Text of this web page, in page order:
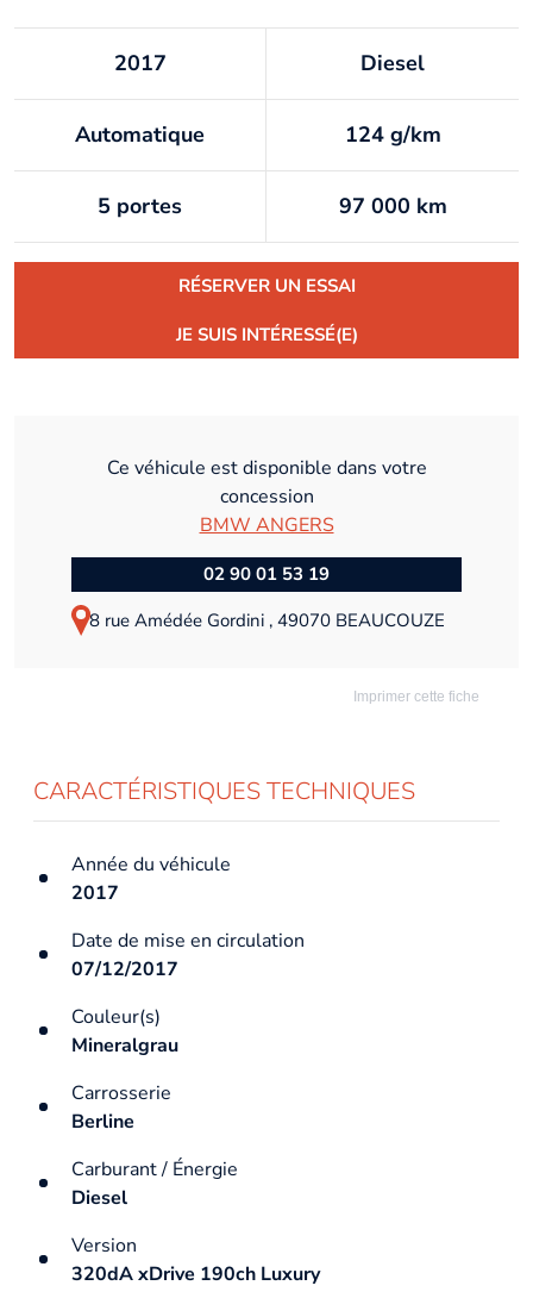
2017 Diesel
Automatique 124 g/km
5 portes 97 000 km
RÉSERVER UN ESSAI
JE SUIS INTÉRESSÉ(E)
Ce véhicule est disponible dans votre
concession
BMW ANGERS
02 90 01 53 19
8 rue Amédée Gordini , 49070 BEAUCOUZE
Imprimer cette fiche
CARACTÉRISTIQUES TECHNIQUES
Année du véhicule
2017
Date de mise en circulation
07/12/2017
Couleur(s)
Mineralgrau
Carrosserie
Berline
Carburant / Énergie
Diesel
Version
320dA xDrive 190ch Luxury